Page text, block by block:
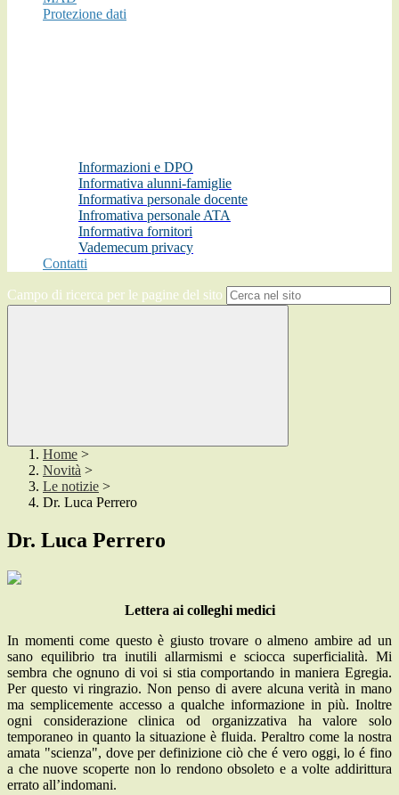
Protezione dati
Informazioni e DPO
Informativa alunni-famiglie
Informativa personale docente
Infromativa personale ATA
Informativa fornitori
Vademecum privacy
Contatti
Campo di ricerca per le pagine del sito
Home >
Novità >
Le notizie >
Dr. Luca Perrero
Dr. Luca Perrero
Lettera ai colleghi medici
In momenti come questo è giusto trovare o almeno ambire ad un
sano equilibrio tra inutili allarmismi e sciocca superficialità. Mi
sembra che ognuno di voi si stia comportando in maniera Egregia.
Per questo vi ringrazio. Non penso di avere alcuna verità in mano
ma semplicemente accesso a qualche informazione in più. Inoltre
ogni considerazione clinica od organizzativa ha valore solo
temporaneo in quanto la situazione è fluida. Peraltro come la nostra
amata "scienza", dove per definizione ciò che é vero oggi, lo é fino
a che nuove scoperte non lo rendono obsoleto e a volte addirittura
errato all’indomani.